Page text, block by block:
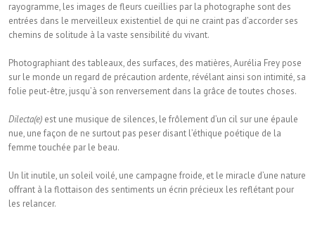
rayogramme, les images de fleurs cueillies par la photographe sont des
entrées dans le merveilleux existentiel de qui ne craint pas d’accorder ses
chemins de solitude à la vaste sensibilité du vivant.
Photographiant des tableaux, des surfaces, des matières, Aurélia Frey pose
sur le monde un regard de précaution ardente, révélant ainsi son intimité, sa
folie peut-être, jusqu’à son renversement dans la grâce de toutes choses.
Dilecta(e) est une musique de silences, le frôlement d’un cil sur une épaule
nue, une façon de ne surtout pas peser disant l’éthique poétique de la
femme touchée par le beau.
Un lit inutile, un soleil voilé, une campagne froide, et le miracle d’une nature
offrant à la flottaison des sentiments un écrin précieux les reflétant pour
les relancer.